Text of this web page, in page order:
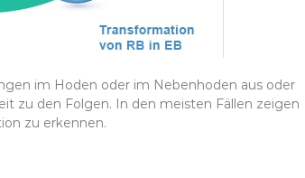
im Hoden oder im Nebenhoden aus oder
zu den Folgen. In den meisten Fällen zeigen
zu erkennen.